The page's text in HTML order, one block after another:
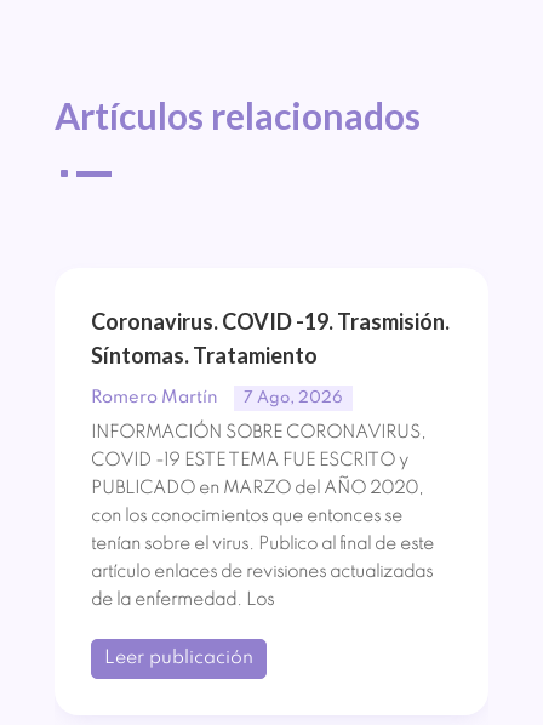
Artículos relacionados
^
Coronavirus. COVID -19. Trasmisión.
Síntomas. Tratamiento
Romero Martín 7 Ago, 2026
INFORMACIÓN SOBRE CORONAVIRUS,
COVID -19 ESTE TEMA FUE ESCRITO y
PUBLICADO en MARZO del AÑO 2020,
con los conocimientos que entonces se
tenían sobre el virus. Publico al final de este
artículo enlaces de revisiones actualizadas
de la enfermedad. Los
Leer publicación